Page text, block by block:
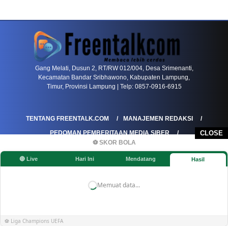
CLOSE
⚽ SKOR BOLA
🔴 Live Hari Ini Mendatang Hasil
Memuat data...
⚽ Liga Champions UEFA
Gang Melati, Dusun 2, RT/RW 012/004, Desa Srimenanti,
Kecamatan Bandar Sribhawono, Kabupaten Lampung,
Timur, Provinsi Lampung | Telp: 0857-0916-6915
TENTANG FREENTALK.COM
MANAJEMEN REDAKSI
PEDOMAN PEMBERITAAN MEDIA SIBER
PEDOMAN PEMBERITAAN RAMAH ANAK
KOREKSI & KLARIFIKASI
KEBIJAKAN IKLAN / ADVERTORIAL